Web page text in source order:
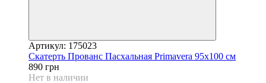
Артикул: 175023
Скатерть Прованс Пасхальная Рrimavera 95х100 см
890 грн
Нет в наличии